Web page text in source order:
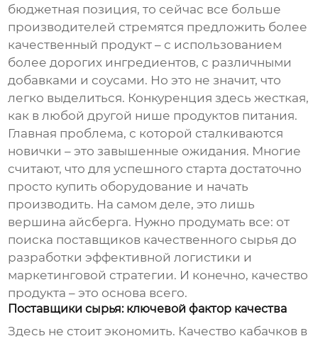
бюджетная позиция, то сейчас все больше
производителей стремятся предложить более
качественный продукт – с использованием
более дорогих ингредиентов, с различными
добавками и соусами. Но это не значит, что
легко выделиться. Конкуренция здесь жесткая,
как в любой другой нише продуктов питания.
Главная проблема, с которой сталкиваются
новички – это завышенные ожидания. Многие
считают, что для успешного старта достаточно
просто купить оборудование и начать
производить. На самом деле, это лишь
вершина айсберга. Нужно продумать все: от
поиска поставщиков качественного сырья до
разработки эффективной логистики и
маркетинговой стратегии. И конечно, качество
продукта – это основа всего.
Поставщики сырья: ключевой фактор качества
Здесь не стоит экономить. Качество кабачков в